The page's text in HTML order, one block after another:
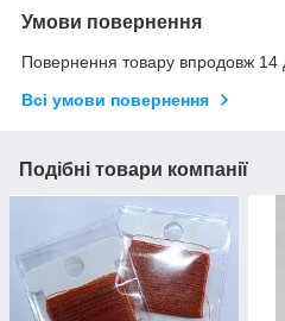
Умови повернення
Повернення товару впродовж 14
Всі умови повернення
Подібні товари компанії